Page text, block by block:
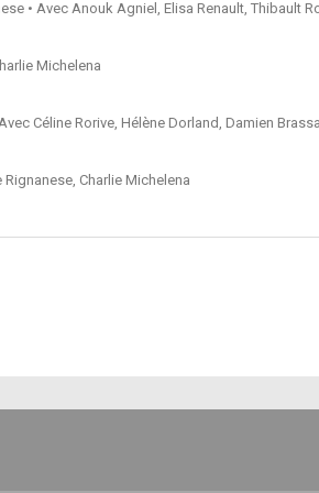
• Avec Anouk Agniel, Elisa Renault, Thibault
Michelena
Céline Rorive, Hélène Dorland, Damien
Rignanese, Charlie Michelena